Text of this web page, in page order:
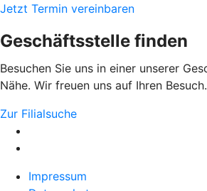
Jetzt Termin vereinbaren
Geschäftsstelle finden
Besuchen Sie uns in einer unserer
Nähe. Wir freuen uns auf Ihren Besuch.
Zur Filialsuche
Impressum